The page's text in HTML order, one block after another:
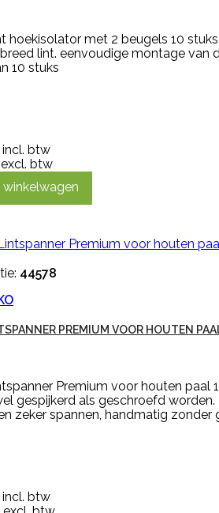
hoekisolator met 2 beugels 10
lint. eenvoudige montage van
10 stuks
incl. btw
excl. btw
winkelwagen
44578
PREMIUM VOOR HOUTEN
Premium voor houten paal
gespijkerd als geschroefd
zeker spannen, handmatig zonder
incl. btw